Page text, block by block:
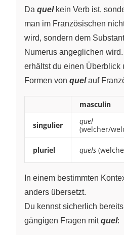
Da quelkein Verb ist,
man im Französischen
wird, sondern dem
Numerus angeglichen
erhältst du einen Überblick
Formen von quelauf
masculin
singulier
quel
(welcher/
pluriel quels
In einem bestimmten
anders übersetzt.
Du kennst sicherlich
gängigen Fragen mitquel: